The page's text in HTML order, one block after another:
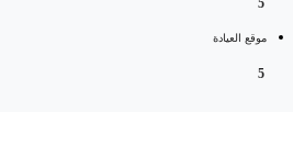
موقع العيادة